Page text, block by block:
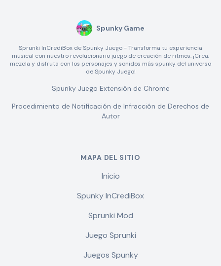
Spunky Game
Sprunki InCrediBox de Spunky Juego - Transforma tu experiencia
musical con nuestro revolucionario juego de creación de ritmos. ¡Crea,
mezcla y disfruta con los personajes y sonidos más spunky del universo
de Spunky Juego!
Spunky Juego Extensión de Chrome
Procedimiento de Notificación de Infracción de Derechos de
Autor
MAPA DEL SITIO
Inicio
Spunky InCrediBox
Sprunki Mod
Juego Sprunki
Juegos Spunky